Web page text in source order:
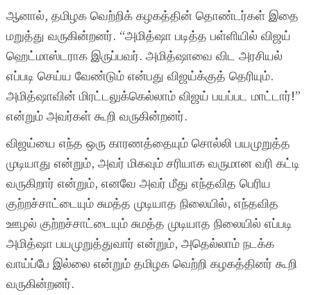
ஆனால், தமிழக வெற்றிக் கழகத்தின் தொண்டர்கள் இதை
மறுத்து வருகின்றனர். “அமித்ஷா படித்த பள்ளியில் விஜய்
ஹெட்மாஸ்டராக இருப்பவர். அமித்ஷாவை விட அரசியல்
எப்படி செய்ய வேண்டும் என்பது விஜய்க்குத் தெரியும்.
அமித்ஷாவின் மிரட்டலுக்கெல்லாம் விஜய் பயப்பட மாட்டார்!”
என்றும் அவர்கள் கூறி வருகின்றனர்.
விஜய்யை எந்த ஒரு காரணத்தையும் சொல்லி பயமுறுத்த
முடியாது என்றும், அவர் மிகவும் சரியாக வருமான வரி கட்டி
வருகிறார் என்றும், எனவே அவர் மீது எந்தவித பெரிய
குற்றச்சாட்டையும் சுமத்த முடியாத நிலையில், எந்தவித
ஊழல் குற்றச்சாட்டையும் சுமத்த முடியாத நிலையில் எப்படி
அமித்ஷா பயமுறுத்துவார் என்றும், அதெல்லாம் நடக்க
வாய்ப்பே இல்லை என்றும் தமிழக வெற்றி கழகத்தினர் கூறி
வருகின்றனர்.